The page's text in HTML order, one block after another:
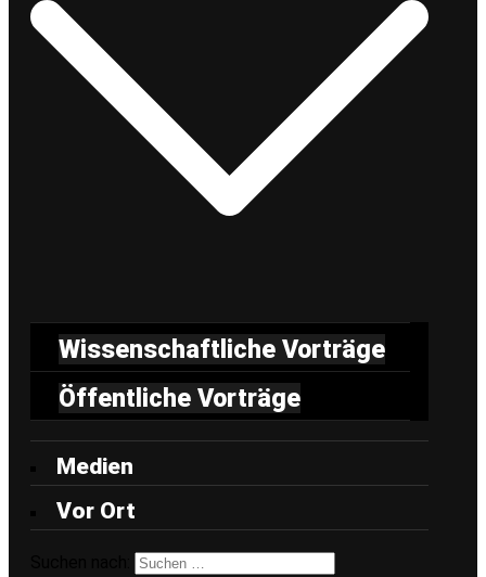
Wissenschaftliche Vorträge
Öffentliche Vorträge
Medien
Vor Ort